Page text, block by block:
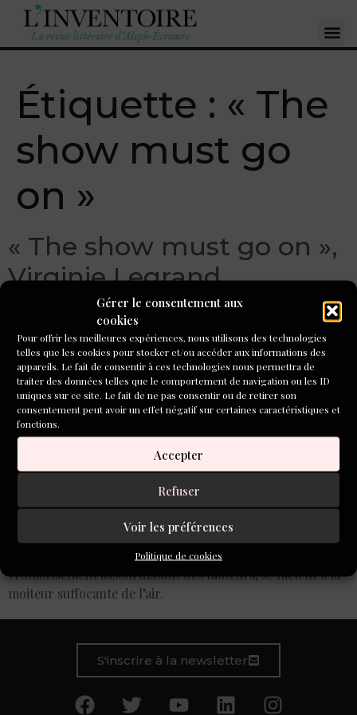
Gérer le consentement aux
cookies
Pour offrir les meilleures expériences, nous utilisons des technologies
telles que les cookies pour stocker et/ou accéder aux informations des
appareils. Le fait de consentir à ces technologies nous permettra de
traiter des données telles que le comportement de navigation ou les ID
uniques sur ce site. Le fait de ne pas consentir ou de retirer son
consentement peut avoir un effet négatif sur certaines caractéristiques et
fonctions.
Accepter
Refuser
Voir les préférences
Politique de cookies
Étiquette : « The
show must go
on »
« The show must go on »,
Virginie Legrand
La lourde porte vitrée a claqué derrière elle, la rejetant
sur le trottoir. L’odeur âcre du bitume après l’orage, le
vrombissement assourdissant des moteurs, se mêlent à la
moiteur suffocante de l’air.
S'inscrire à la newsletter